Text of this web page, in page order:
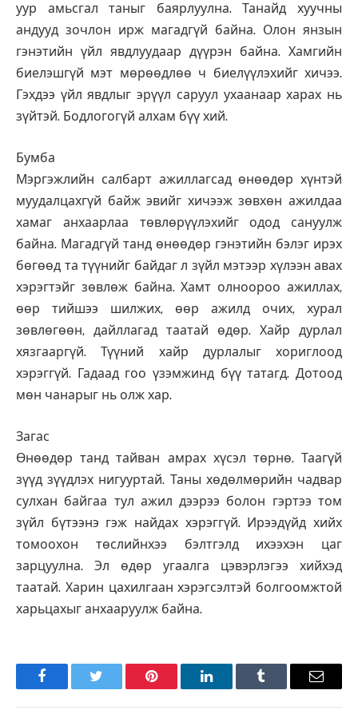
уур амьсгал таныг баярлуулна. Танайд хуучны
андууд зочлон ирж магадгүй байна. Олон янзын
гэнэтийн үйл явдлуудаар дүүрэн байна. Хамгийн
биелэшгүй мэт мөрөөдлөө ч биелүүлэхийг хичээ.
Гэхдээ үйл явдлыг эрүүл саруул ухаанаар харах нь
зүйтэй. Бодлогогүй алхам бүү хий.
Бумба
Мэргэжлийн салбарт ажиллагсад өнөөдөр хүнтэй
муудалцахгүй байж эвийг хичээж зөвхөн ажилдаа
хамаг анхаарлаа төвлөрүүлэхийг одод сануулж
байна. Магадгүй танд өнөөдөр гэнэтийн бэлэг ирэх
бөгөөд та түүнийг байдаг л зүйл мэтээр хүлээн авах
хэрэгтэйг зөвлөж байна. Хамт олноороо ажиллах,
өөр тийшээ шилжих, өөр ажилд очих, хурал
зөвлөгөөн, дайллагад таатай өдөр. Хайр дурлал
хязгааргүй. Түүний хайр дурлалыг хориглоод
хэрэггүй. Гадаад гоо үзэмжинд бүү татагд. Дотоод
мөн чанарыг нь олж хар.
Загас
Өнөөдөр танд тайван амрах хүсэл төрнө. Таагүй
зүүд зүүдлэх нигууртай. Таны хөдөлмөрийн чадвар
сулхан байгаа тул ажил дээрээ болон гэртээ том
зүйл бүтээнэ гэж найдах хэрэггүй. Ирээдүйд хийх
томоохон төслийнхээ бэлтгэлд ихээхэн цаг
зарцуулна. Эл өдөр угаалга цэвэрлэгээ хийхэд
таатай. Харин цахилгаан хэрэгсэлтэй болгоомжтой
харьцахыг анхааруулж байна.
FacebookTwitter Pinterest LinkedInTumblr Имэйл